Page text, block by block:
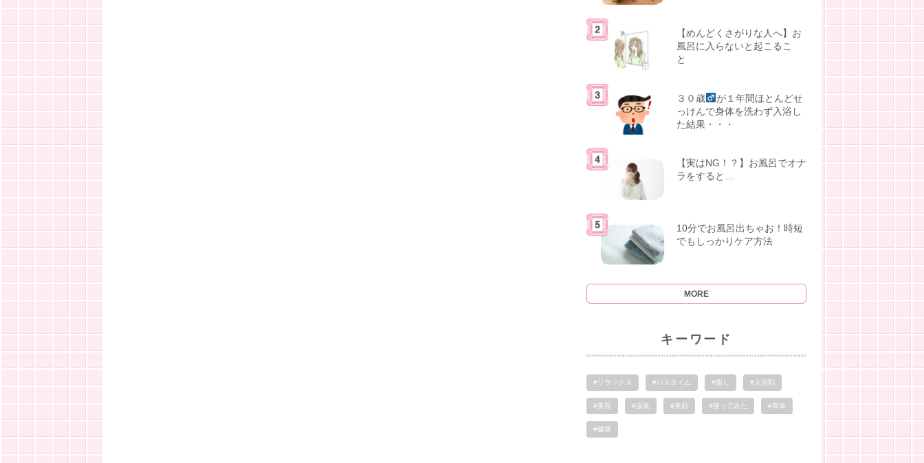
【めんどくさがりな人へ】お
風呂に入らないと起こるこ
と
３０歳
が１年間ほとんどせ
っけんで身体を洗わず入浴し
た結果・・・
【実はNG！？】お風呂でオナ
ラをすると…
10分でお風呂出ちゃお！時短
でもしっかりケア方法
MORE
キーワード
#リラックス #バスタイム #癒し #入浴剤
#美容 #温泉 #美肌 #使ってみた #簡単
#健康